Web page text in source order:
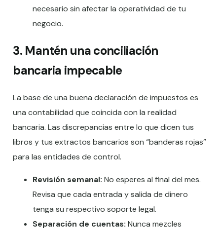
necesario sin afectar la operatividad de tu
negocio.
3. Mantén una conciliación
bancaria impecable
La base de una buena declaración de impuestos es
una contabilidad que coincida con la realidad
bancaria. Las discrepancias entre lo que dicen tus
libros y tus extractos bancarios son “banderas rojas”
para las entidades de control.
Revisión semanal: No esperes al final del mes.
Revisa que cada entrada y salida de dinero
tenga su respectivo soporte legal.
Separación de cuentas: Nunca mezcles